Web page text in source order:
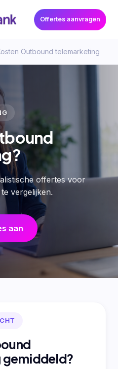
Offertes aanvragen
Outbound telemarketing
offertes voor
vergelijken.
aan